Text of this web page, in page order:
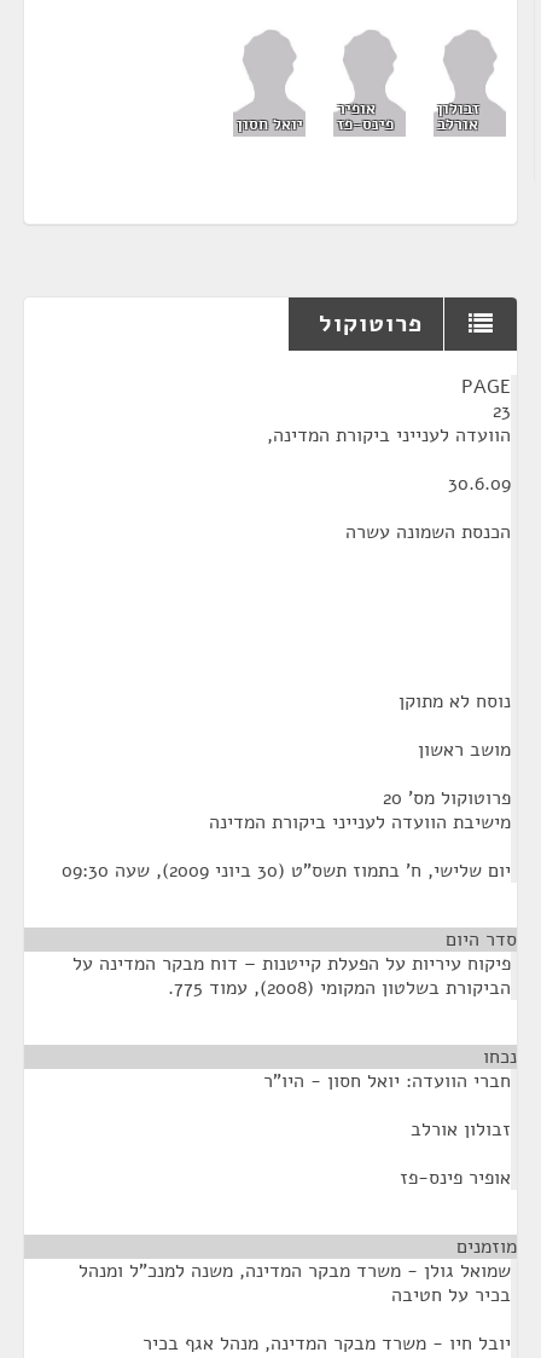
זבולון
אורלב
אופיר
פינס-פז יואל חסון
פרוטוקול
PAGE
23
הוועדה לענייני ביקורת המדינה,
30.6.09
הכנסת השמונה עשרה
נוסח לא מתוקן
מושב ראשון
פרוטוקול מס' 20
מישיבת הוועדה לענייני ביקורת המדינה
יום שלישי, ח' בתמוז תשס"ט (30 ביוני 2009), שעה 09:30
סדר היום
פיקוח עיריות על הפעלת קייטנות – דוח מבקר המדינה על
הביקורת בשלטון המקומי (2008), עמוד 775.
נכחו
חברי הוועדה: יואל חסון - היו"ר
זבולון אורלב
אופיר פינס-פז
מוזמנים
שמואל גולן - משרד מבקר המדינה, משנה למנכ"ל ומנהל
בכיר על חטיבה
יובל חיו - משרד מבקר המדינה, מנהל אגף בכיר